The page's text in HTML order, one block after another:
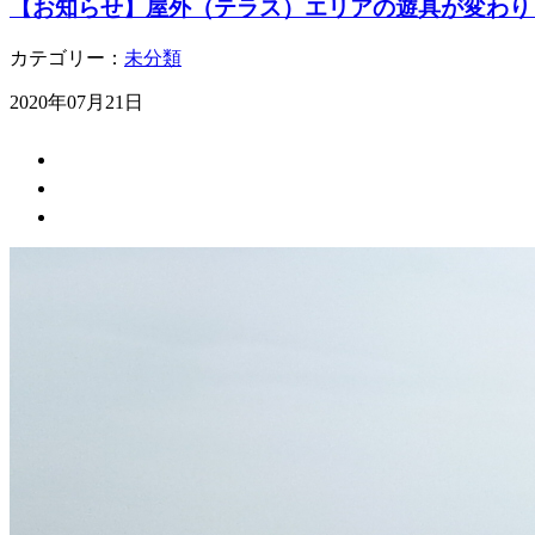
【お知らせ】屋外（テラス）エリアの遊具が変わ
カテゴリー： 未分類
2020年07月21日